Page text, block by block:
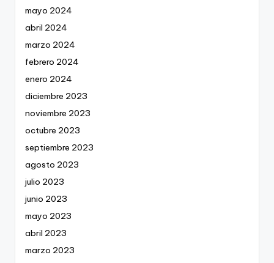
mayo 2024
abril 2024
marzo 2024
febrero 2024
enero 2024
diciembre 2023
noviembre 2023
octubre 2023
septiembre 2023
agosto 2023
julio 2023
junio 2023
mayo 2023
abril 2023
marzo 2023